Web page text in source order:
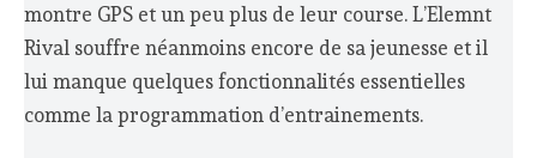
montre GPS et un peu plus de leur course. L’Elemnt
Rival souffre néanmoins encore de sa jeunesse et il
lui manque quelques fonctionnalités essentielles
comme la programmation d’entrainements.